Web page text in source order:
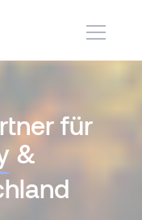
für
&